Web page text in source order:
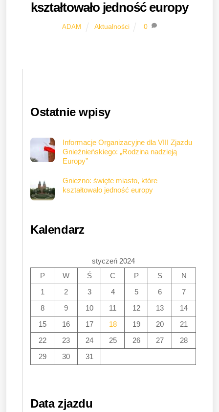
kształtowało jedność europy
ADAM Aktualności 0
Ostatnie wpisy
Informacje Organizacyjne dla VIII Zjazdu
Gnieźnieńskiego: „Rodzina nadzieją
Europy”
Gniezno: święte miasto, które
kształtowało jedność europy
Kalendarz
styczeń 2024
P
W Ś C P S
N
1
2 3 4 5 6
7
8
9 10 11 12 13
14
15
16 17 18 19 20
21
22
23 24 25 26 27
28
29
30 31
Data zjazdu